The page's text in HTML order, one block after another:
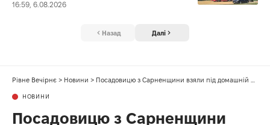
16:59, 6.08.2026
Назад Далі
Рівне Вечірнє > Новини > Посадовицю з Сарненщини взяли під домашній нічний арешт
НОВИНИ
Посадовицю з Сарненщини